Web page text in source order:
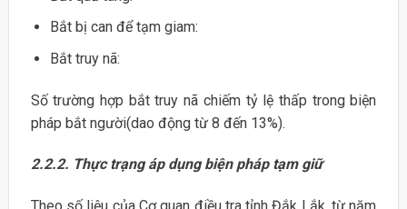
Bắt bị can để tạm giam:
Bắt truy nã:
Số trường hợp bắt truy nã chiếm tỷ lệ thấp trong biện
pháp bắt người(dao động từ 8 đến 13%).
2.2.2. Thực trạng áp dụng biện pháp tạm giữ